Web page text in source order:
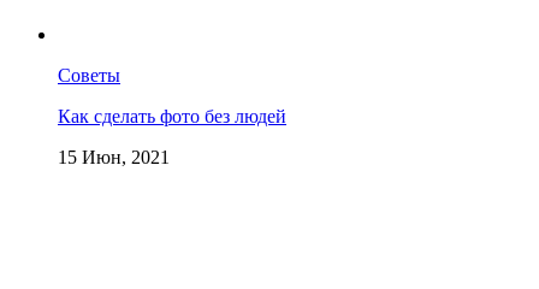
Советы
Как сделать фото без людей
15 Июн, 2021